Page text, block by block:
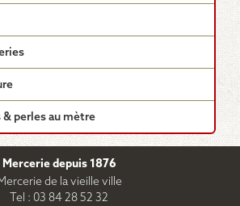
perles au mètre
Mercerie depuis 1876
de la vieille ville
Tel : 03 84 28 52 32